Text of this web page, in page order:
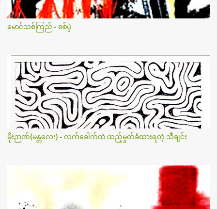
မောင်သစ်ကြည် - စစ်ပွဲ
မိုးဉာဏ်(မန္တလေး) - လက်ခေါက်ထဲ ထည့်မှုတ်ခံထားရတဲ့ သီချင်း